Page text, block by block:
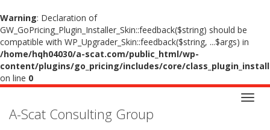
Warning: Declaration of
GW_GoPricing_Plugin_Installer_Skin::feedback($string) should be
compatible with WP_Upgrader_Skin::feedback($string, ...$args) in
/home/hqh04030/a-scat.com/public_html/wp-
content/plugins/go_pricing/includes/core/
on line 0
A-Scat Consulting Group